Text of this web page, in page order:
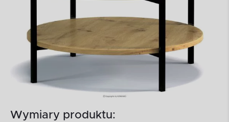
Wymiary produktu: